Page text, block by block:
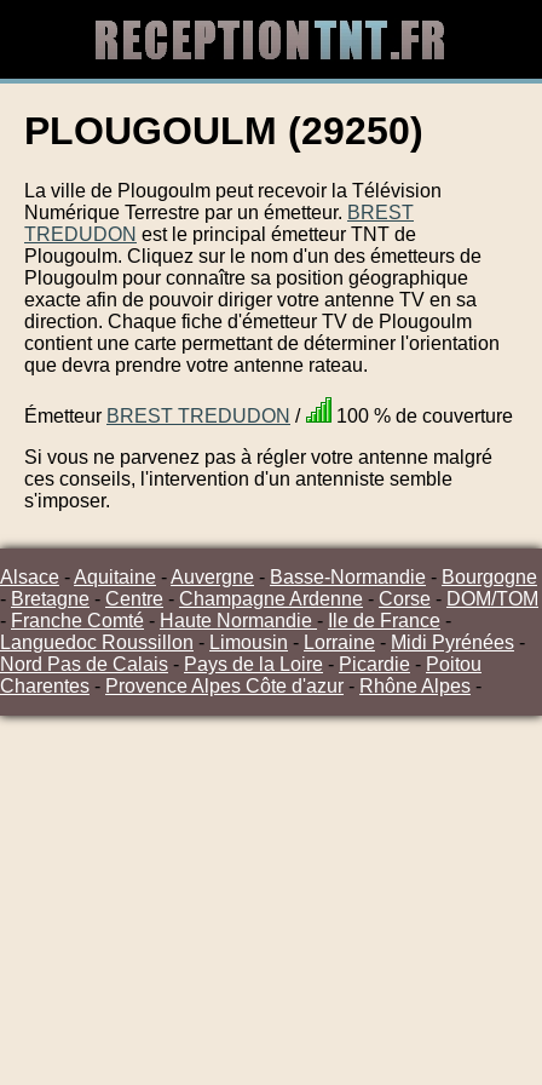
PLOUGOULM (29250)
La ville de Plougoulm peut recevoir la Télévision
Numérique Terrestre par un émetteur. BREST
TREDUDON est le principal émetteur TNT de
Plougoulm. Cliquez sur le nom d'un des émetteurs de
Plougoulm pour connaître sa position géographique
exacte afin de pouvoir diriger votre antenne TV en sa
direction. Chaque fiche d'émetteur TV de Plougoulm
contient une carte permettant de déterminer l'orientation
que devra prendre votre antenne rateau.
Émetteur BREST TREDUDON /
100 % de couverture
Si vous ne parvenez pas à régler votre antenne malgré
ces conseils, l'intervention d'un antenniste semble
s'imposer.
Alsace -Aquitaine -Auvergne - Basse-Normandie - Bourgogne
- Bretagne - Centre - Champagne Ardenne - Corse - DOM/TOM
- Franche Comté - Haute Normandie - Ile de France -
Languedoc Roussillon - Limousin - Lorraine - Midi Pyrénées -
Nord Pas de Calais - Pays de la Loire - Picardie - Poitou
Charentes - Provence Alpes Côte d'azur - Rhône Alpes -